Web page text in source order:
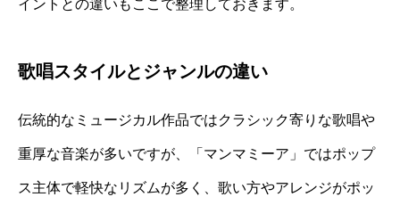
イントとの違いもここで整理しておきます。
歌唱スタイルとジャンルの違い
伝統的なミュージカル作品ではクラシック寄りな歌唱や
重厚な音楽が多いですが、「マンマミーア」ではポップ
ス主体で軽快なリズムが多く、歌い方やアレンジがポッ